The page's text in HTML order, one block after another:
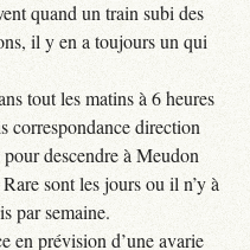
quand un train subi des
il y en a toujours un qui
tout les matins à 6 heures
correspondance direction
descendre à Meudon
sont les jours ou il n’y à
par semaine.
en prévision d’une avarie